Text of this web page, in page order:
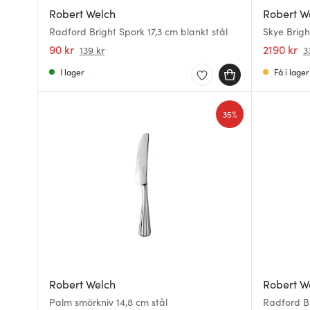
Robert Welch
Radford Bright Spork 17,3 cm blankt stål
90 kr 139 kr
I lager
Robert
Skye
2190 kr
Få i lager
Robert Welch
Palm smörkniv 14,8 cm stål
35%
Robert
Radford